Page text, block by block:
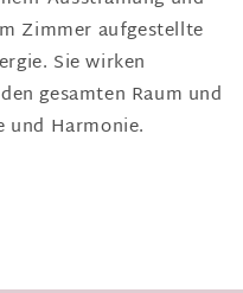
Zimmer aufgestellte
Sie wirken
gesamten Raum und
und Harmonie.